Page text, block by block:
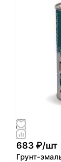
683 ₽/шт
Грунт-